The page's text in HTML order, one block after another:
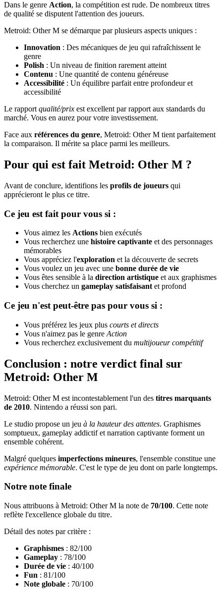
Dans le genre Action, la compétition est rude. De nombreux titres
de qualité se disputent l'attention des joueurs.
Metroid: Other M se démarque par plusieurs aspects uniques :
Innovation : Des mécaniques de jeu qui rafraîchissent le
genre
Polish : Un niveau de finition rarement atteint
Contenu : Une quantité de contenu généreuse
Accessibilité : Un équilibre parfait entre profondeur et
accessibilité
Le rapport qualité/prix est excellent par rapport aux standards du
marché. Vous en aurez pour votre investissement.
Face aux références du genre, Metroid: Other M tient parfaitement
la comparaison. Il mérite sa place parmi les meilleurs.
Pour qui est fait Metroid: Other M ?
Avant de conclure, identifions les profils de joueurs qui
apprécieront le plus ce titre.
Ce jeu est fait pour vous si :
Vous aimez les Actions bien exécutés
Vous recherchez une histoire captivante et des personnages
mémorables
Vous appréciez l'exploration et la découverte de secrets
Vous voulez un jeu avec une bonne durée de vie
Vous êtes sensible à la direction artistique et aux graphismes
Vous cherchez un gameplay satisfaisant et profond
Ce jeu n'est peut-être pas pour vous si :
Vous préférez les jeux plus courts et directs
Vous n'aimez pas le genre Action
Vous recherchez exclusivement du multijoueur compétitif
Conclusion : notre verdict final sur
Metroid: Other M
Metroid: Other M est incontestablement l'un des titres marquants
de 2010. Nintendo a réussi son pari.
Le studio propose un jeu à la hauteur des attentes. Graphismes
somptueux, gameplay addictif et narration captivante forment un
ensemble cohérent.
Malgré quelques imperfections mineures, l'ensemble constitue une
expérience mémorable. C'est le type de jeu dont on parle longtemps.
Notre note finale
Nous attribuons à Metroid: Other M la note de 70/100. Cette note
reflète l'excellence globale du titre.
Détail des notes par critère :
Graphismes : 82/100
Gameplay : 78/100
Durée de vie : 40/100
Fun : 81/100
Note globale : 70/100